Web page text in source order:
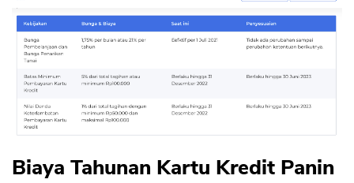
Biaya Tahunan Kartu Kredit Panin